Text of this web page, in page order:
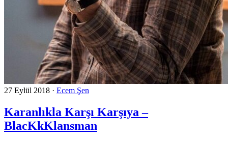
27 Eylül 2018 · Ecem Şen
Karanlıkla Karşı Karşıya –
BlacKkKlansman